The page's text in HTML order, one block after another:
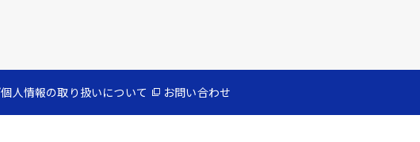
個人情報の取り扱いについて お問い合わせ